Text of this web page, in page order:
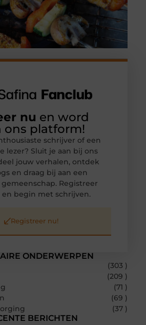
ONDERWERPEN
(303 )
(209 )
(71 )
(69 )
(37 )
BERICHTEN
nu en word
ons platform!
schrijver of een
lezer? Sluit je aan bij ons
jouw verhalen, ontdek
en draag bij aan een
Registreer
en begin met schrijven.
Registreer nu!